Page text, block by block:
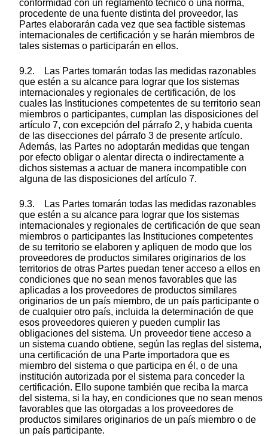
conformidad con un reglamento técnico o una norma,
procedente de una fuente distinta del proveedor, las
Partes elaborarán cada vez que sea factible sistemas
internacionales de certificación y se harán miembros de
tales sistemas o participarán en ellos.
9.2. Las Partes tomarán todas las medidas razonables
que estén a su alcance para lograr que los sistemas
internacionales y regionales de certificación, de los
cuales las Instituciones competentes de su territorio sean
miembros o participantes, cumplan las disposiciones del
artículo 7, con excepción del párrafo 2, y habida cuenta
de las disecciones del párrafo 3 de presente artículo.
Además, las Partes no adoptarán medidas que tengan
por efecto obligar o alentar directa o indirectamente a
dichos sistemas a actuar de manera incompatible con
alguna de las disposiciones del artículo 7.
9.3. Las Partes tomarán todas las medidas razonables
que estén a su alcance para lograr que los sistemas
internacionales y regionales de certificación de que sean
miembros o participantes las Instituciones competentes
de su territorio se elaboren y apliquen de modo que los
proveedores de productos similares originarios de los
territorios de otras Partes puedan tener acceso a ellos en
condiciones que no sean menos favorables que las
aplicadas a los proveedores de productos similares
originarios de un país miembro, de un país participante o
de cualquier otro país, incluida la determinación de que
esos proveedores quieren y pueden cumplir las
obligaciones del sistema. Un proveedor tiene acceso a
un sistema cuando obtiene, según las reglas del sistema,
una certificación de una Parte importadora que es
miembro del sistema o que participa en él, o de una
institución autorizada por el sistema para conceder la
certificación. Ello supone también que reciba la marca
del sistema, si la hay, en condiciones que no sean menos
favorables que las otorgadas a los proveedores de
productos similares originarios de un país miembro o de
un país participante.